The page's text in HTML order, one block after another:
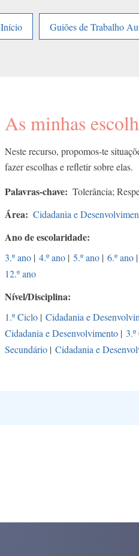
Início
Guiões de Trabalho
As minhas
Neste recurso, propomos-te
fazer escolhas e refletir sobre elas.
Palavras-chave Tolerância;
Área Cidadania e
Ano de escolaridade
3.º ano | 4.º ano | 5.º ano | 6.º ano |
12.º ano
Nível/Disciplina
1.º Ciclo | Cidadania e
Cidadania e Desenvolvimento |
Secundário | Cidadania e